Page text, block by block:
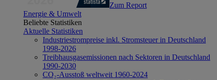
Zum Report
Energie & Umwelt
Beliebte Statistiken
Aktuelle Statistiken
Industriestrompreise inkl. Stromsteuer in Deutschland
1998-2026
Treibhausgasemissionen nach Sektoren in Deutschland
1990-2030
CO₂-Ausstoß weltweit 1960-2024